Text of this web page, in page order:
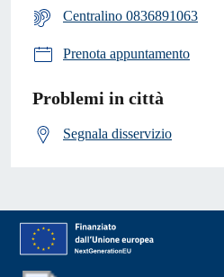
Centralino 0836891063
Prenota appuntamento
Problemi in città
Segnala disservizio